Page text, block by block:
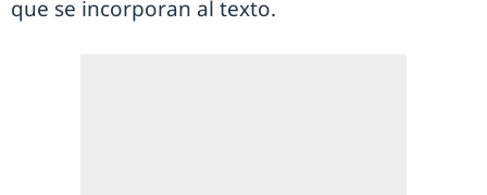
que se incorporan al texto.